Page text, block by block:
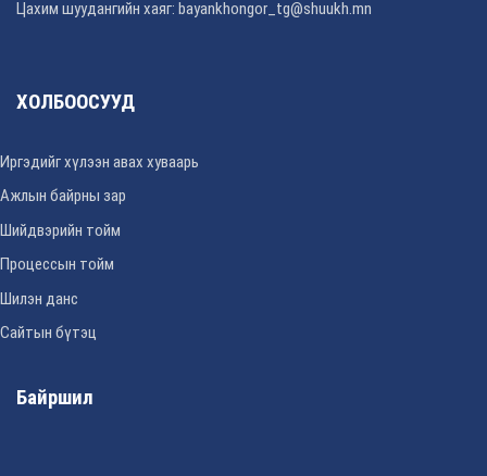
Цахим шуудангийн хаяг: bayankhongor_tg@shuukh.mn
ХОЛБООСУУД
Иргэдийг хүлээн авах хуваарь
Ажлын байрны зар
Шийдвэрийн тойм
Процессын тойм
Шилэн данс
Сайтын бүтэц
Байршил